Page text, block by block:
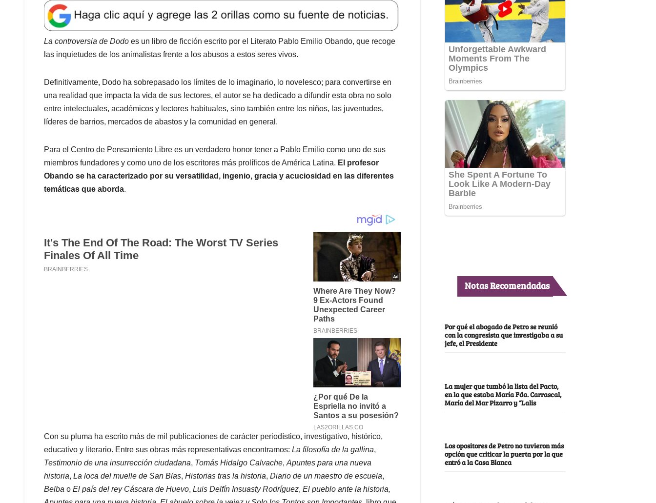
a
t
s
A
p
e
b
o
o
k
e
d
I
l
e
a
d
s
La controversia de Dodo es un libro de ficción escrito por el Literato Pablo Emilio Obando, que recoge
las inquietudes de los animalistas frente a los abusos a estos seres vivos.
Definitivamente, Dodo ha sobrepasado los límites de lo imaginario, lo novelesco; para convertirse en
una realidad que impacta la vida de sus lectores, el autor se ha dedicado a difundir esta obra no solo
entre intelectuales, académicos y lectores habituales, sino también entre los niños, las juventudes,
líderes de barrios, mercados de abastos y la comunidad en general.
Para el Centro de Pensamiento Libre es un verdadero honor tener a Pablo Emilio como uno de sus
miembros fundadores y como uno de los escritores más prolíficos de América Latina. El profesor
Obando se ha caracterizado por su versatilidad, ingenio, gracia y acuciosidad en las diferentes
temáticas que aborda.
Con su pluma ha escrito más de mil publicaciones de carácter periodístico, investigativo, histórico,
educativo y literario. Entre sus obras más representativas encontramos: La filosofía de la gallina,
Testimonio de una insurrección ciudadana, Tomás Hidalgo Calvache, Apuntes para una nueva
historia, La loca del muelle de San Blas, Historias tras la historia, Diario de un maestro de escuela,
Belba o El país del rey Cáscara de Huevo, Luis Delfín Insuasty Rodríguez, El pueblo ante la historia,
Notas Recomendadas
Por qué el abogado de Petro se reunió
con la congresista que investigaba a su
jefe, el Presidente
La mujer que tumbó la lista del Pacto,
en la que estaba María Fda. Carrascal,
María del Mar Pizarro y “Lalis
Los opositores de Petro no tuvieron más
opción que criticar la puerta por la que
entró a la Casa Blanca